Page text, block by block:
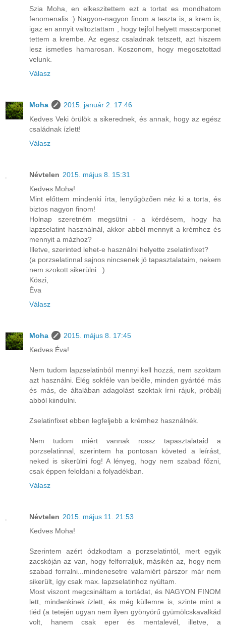
Szia Moha, en elkeszitettem ezt a tortat es mondhatom
fenomenalis :) Nagyon-nagyon finom a teszta is, a krem is,
igaz en annyit valtoztattam , hogy tejfol helyett mascarponet
tettem a krembe. Az egesz csaladnak tetszett, azt hiszem
lesz ismetles hamarosan. Koszonom, hogy megosztottad
velunk.
Válasz
Moha
2015. január 2. 17:46
Kedves Veki örülök a sikerednek, és annak, hogy az egész
családnak ízlett!
Válasz
Névtelen 2015. május 8. 15:31
Kedves Moha!
Mint előttem mindenki írta, lenyűgözően néz ki a torta, és
biztos nagyon finom!
Holnap szeretném megsütni - a kérdésem, hogy ha
lapzselatint használnál, akkor abból mennyit a krémhez és
mennyit a mázhoz?
Illetve, szerinted lehet-e használni helyette zselatinfixet?
(a porzselatinnal sajnos nincsenek jó tapasztalataim, nekem
nem szokott sikerülni...)
Köszi,
Éva
Válasz
Moha
2015. május 8. 17:45
Kedves Éva!
Nem tudom lapzselatinból mennyi kell hozzá, nem szoktam
azt használni. Elég sokféle van belőle, minden gyártóé más
és más, de általában adagolást szoktak írni rájuk, próbálj
abból kiindulni.
Zselatinfixet ebben legfeljebb a krémhez használnék.
Nem tudom miért vannak rossz tapasztalataid a
porzselatinnal, szerintem ha pontosan követed a leírást,
neked is sikerülni fog! A lényeg, hogy nem szabad főzni,
csak éppen feloldani a folyadékban.
Válasz
Névtelen 2015. május 11. 21:53
Kedves Moha!
Szerintem azért ódzkodtam a porzselatintól, mert egyik
zacskóján az van, hogy felforraljuk, másikén az, hogy nem
szabad forralni...mindenesetre valamiért párszor már nem
sikerült, így csak max. lapzselatinhoz nyúltam.
Most viszont megcsináltam a tortádat, és NAGYON FINOM
lett, mindenkinek ízlett, és még küllemre is, szinte mint a
tiéd (a tetején ugyan nem ilyen gyönyörű gyümölcskavalkád
volt, hanem csak eper és mentalevél, illetve, a